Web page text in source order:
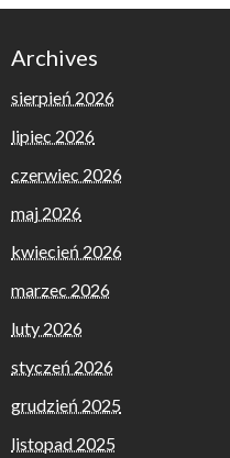
Archives
sierpień 2026
lipiec 2026
czerwiec 2026
maj 2026
kwiecień 2026
marzec 2026
luty 2026
styczeń 2026
grudzień 2025
listopad 2025